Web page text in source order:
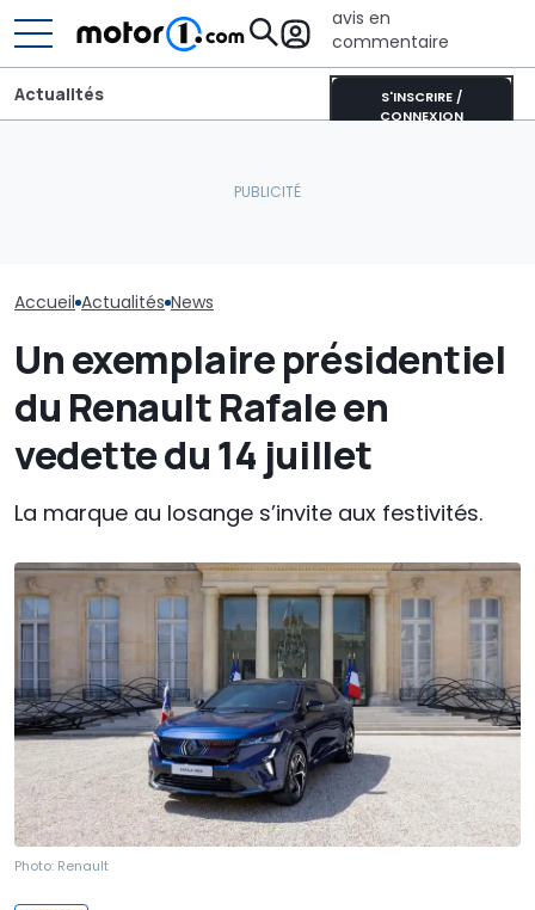
avis en
commentaire
S'INSCRIRE /
CONNEXION
Actualités
Accueil Actualités News
Un exemplaire présidentiel
du Renault Rafale en
vedette du 14 juillet
La marque au losange s’invite aux festivités.
Photo: Renault